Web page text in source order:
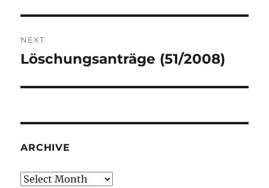
NEXT
Next
Löschungsanträge (51/2008)
ARCHIVE
Archive